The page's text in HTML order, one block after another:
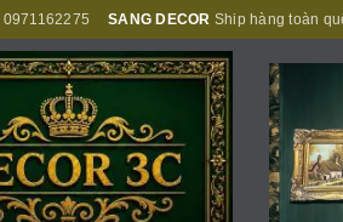
0971162275 SANG DECOR Ship hàng toàn